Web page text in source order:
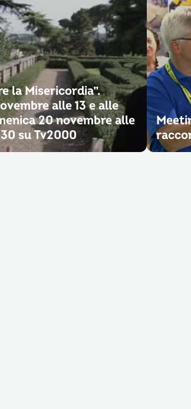
la Misericordia”.
alle 13 e alle
20 novembre alle
su Tv2000